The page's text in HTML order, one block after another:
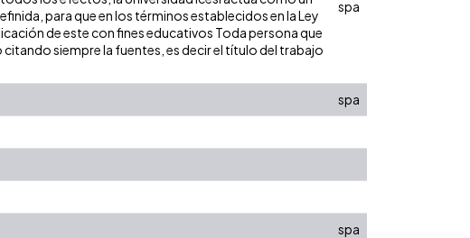
para que en los términos establecidos en la Ley
de este con fines educativos Toda persona que
siempre la fuentes, es decir el título del trabajo
spa
spa
spa